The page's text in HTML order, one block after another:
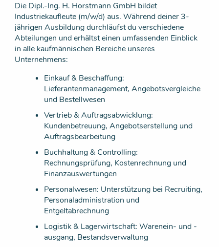
Die Dipl.-Ing. H. Horstmann GmbH bildet
Industriekaufleute (m/w/d) aus. Während deiner 3-
jährigen Ausbildung durchläufst du verschiedene
Abteilungen und erhältst einen umfassenden Einblick
in alle kaufmännischen Bereiche unseres
Unternehmens:
Einkauf & Beschaffung:
Lieferantenmanagement, Angebotsvergleiche
und Bestellwesen
Vertrieb & Auftragsabwicklung:
Kundenbetreuung, Angebotserstellung und
Auftragsbearbeitung
Buchhaltung & Controlling:
Rechnungsprüfung, Kostenrechnung und
Finanzauswertungen
Personalwesen: Unterstützung bei Recruiting,
Personaladministration und
Entgeltabrechnung
Logistik & Lagerwirtschaft: Warenein- und -
ausgang, Bestandsverwaltung